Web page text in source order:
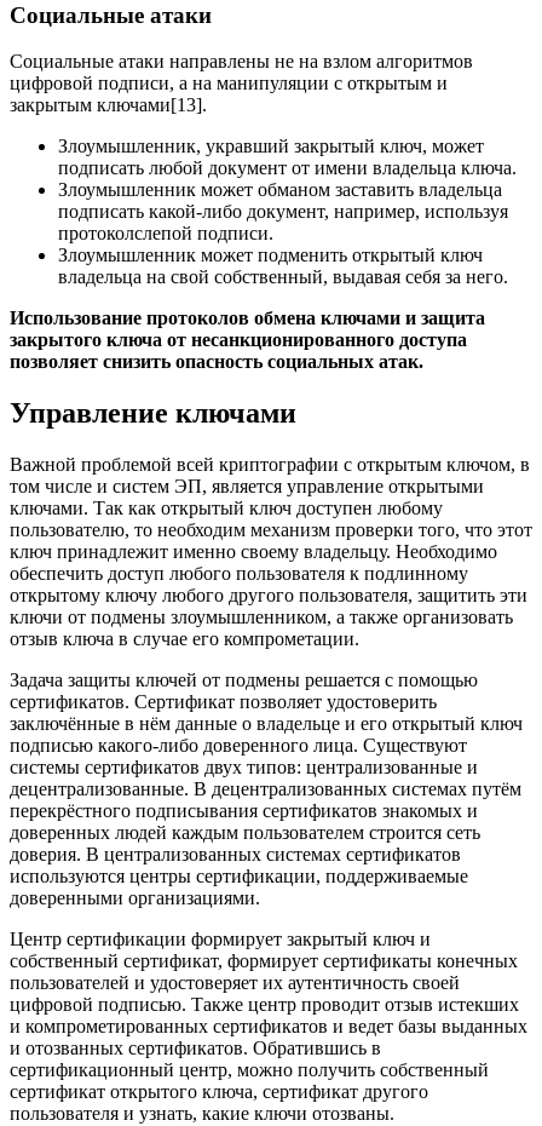
Социальные атаки
Социальные атаки направлены не на взлом алгоритмов
цифровой подписи, а на манипуляции с открытым и
закрытым ключами[13].
Злоумышленник, укравший закрытый ключ, может
подписать любой документ от имени владельца ключа.
Злоумышленник может обманом заставить владельца
подписать какой-либо документ, например, используя
протоколслепой подписи.
Злоумышленник может подменить открытый ключ
владельца на свой собственный, выдавая себя за него.
Использование протоколов обмена ключами и защита
закрытого ключа от несанкционированного доступа
позволяет снизить опасность социальных атак.
Управление ключами
Важной проблемой всей криптографии с открытым ключом, в
том числе и систем ЭП, является управление открытыми
ключами. Так как открытый ключ доступен любому
пользователю, то необходим механизм проверки того, что этот
ключ принадлежит именно своему владельцу. Необходимо
обеспечить доступ любого пользователя к подлинному
открытому ключу любого другого пользователя, защитить эти
ключи от подмены злоумышленником, а также организовать
отзыв ключа в случае его компрометации.
Задача защиты ключей от подмены решается с помощью
сертификатов. Сертификат позволяет удостоверить
заключённые в нём данные о владельце и его открытый ключ
подписью какого-либо доверенного лица. Существуют
системы сертификатов двух типов: централизованные и
децентрализованные. В децентрализованных системах путём
перекрёстного подписывания сертификатов знакомых и
доверенных людей каждым пользователем строится сеть
доверия. В централизованных системах сертификатов
используются центры сертификации, поддерживаемые
доверенными организациями.
Центр сертификации формирует закрытый ключ и
собственный сертификат, формирует сертификаты конечных
пользователей и удостоверяет их аутентичность своей
цифровой подписью. Также центр проводит отзыв истекших
и компрометированных сертификатов и ведет базы выданных
и отозванных сертификатов. Обратившись в
сертификационный центр, можно получить собственный
сертификат открытого ключа, сертификат другого
пользователя и узнать, какие ключи отозваны.